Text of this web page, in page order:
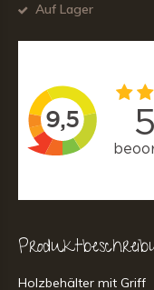
Auf Lager
Holzbehälter mit Griff